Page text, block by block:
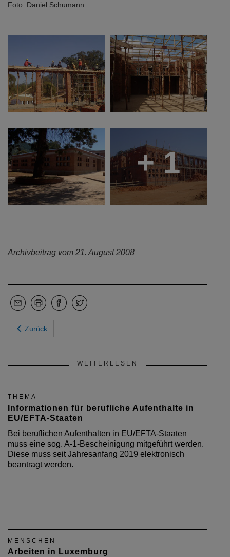
Foto: Daniel Schumann
+ 1
Archivbeitrag vom 21. August 2008
Zurück
WEITERLESEN
THEMA
Informationen für berufliche Aufenthalte in
EU/EFTA-Staaten
Bei beruflichen Aufenthalten in EU/EFTA-Staaten
muss eine sog. A-1-Bescheinigung mitgeführt werden.
Diese muss seit Jahresanfang 2019 elektronisch
beantragt werden.
MENSCHEN
Arbeiten in Luxemburg